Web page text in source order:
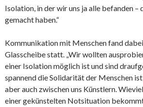
Isolation, in der wir uns ja alle befanden
gemacht haben.“
Kommunikation mit Menschen fand
Glasscheibe statt. „Wir wollten
einer Isolation möglich ist und sind
spannend die Solidarität der Menschen
aber auch zwischen uns Künstlern.
einer gekünstelten Notsituation